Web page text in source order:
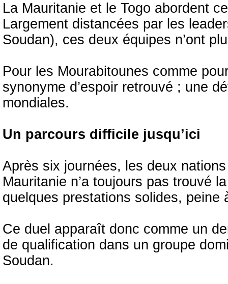
La Mauritanie et le Togo abordent
Largement distancées par les
Soudan), ces deux équipes n’ont
Pour les Mourabitounes comme
synonyme d’espoir retrouvé ; une
mondiales.
Un parcours difficile jusqu’ici
Après six journées, les deux
Mauritanie n’a toujours pas trouvé
quelques prestations solides, peine
Ce duel apparaît donc comme un
de qualification dans un groupe
Soudan.